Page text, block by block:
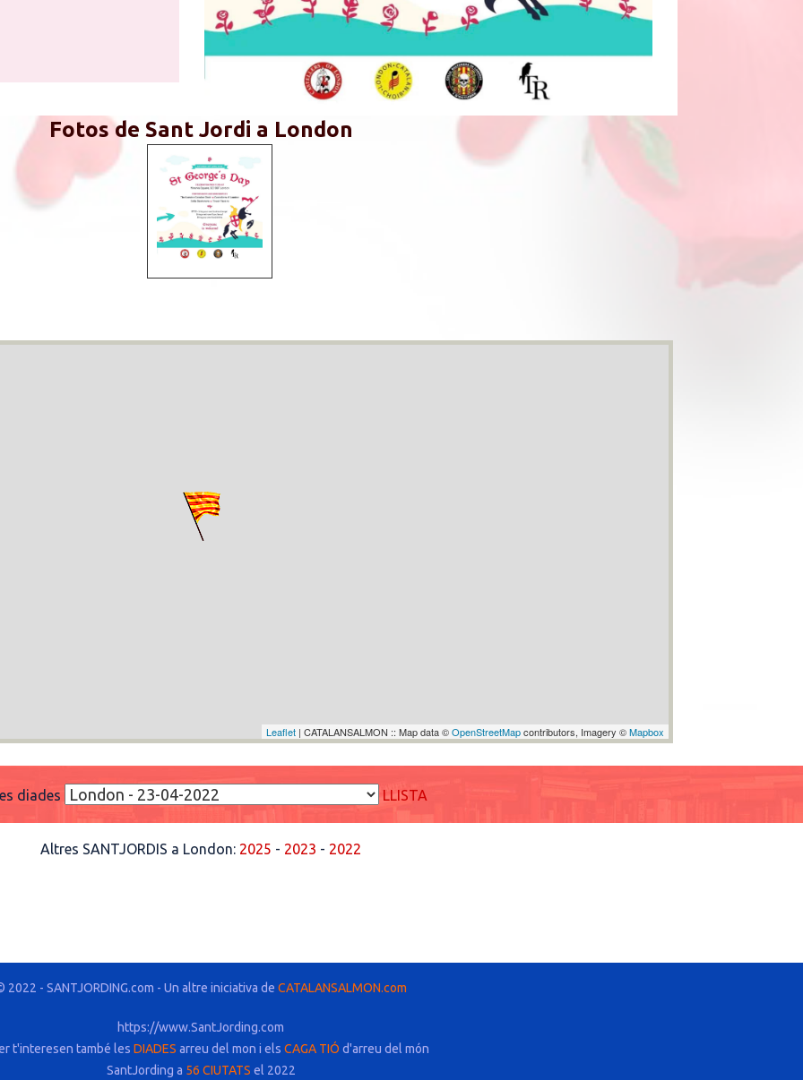
Fotos de Sant Jordi a London
Leaflet| CATALANSALMON :: Map data ©OpenStreetMapcontributors, Imagery ©Mapbox
diades LLISTA
Altres SANTJORDIS a London: 2025 - 2023 - 2022
2022 - SANTJORDING.com - Un altre iniciativa de CATALANSALMON.com
https://www.SantJording.com
t'interesen també les DIADES arreu del mon i els CAGA TIÓ d'arreu del món
SantJording a 56 CIUTATS el 2022